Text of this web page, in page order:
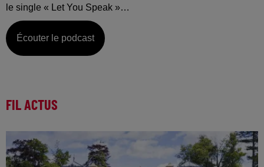
le single « Let You Speak »…
Écouter le podcast
FIL ACTUS